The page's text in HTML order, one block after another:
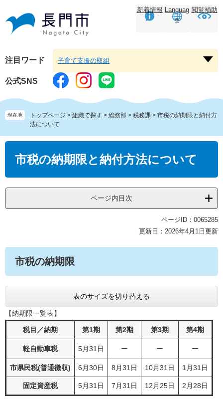
頭
す。
飛
し
本
文
へ
新着情報 Languag
e
閲覧補助
注目ワード
ー
を
く
子育て支援の取組
公式SNS
現在地 トップページ > 組織で探す > 総務部 > 税務課 > 市税の納期限と納付方
法について
市税の納期限と納付方法について
ページ内目次
ページID：0065285
更新日：2026年4月1日更新
市税の納期限
表のサイズを切り替える
【納期限一覧表】
税目／納期 第1期 第2期 第3期 第4期
軽自動車税 5月31日 ー ー ー
市県民税(普通徴収) 6月30日 8月31日 10月31日 1月31日
固定資産税 5月31日 7月31日 12月25日 2月28日